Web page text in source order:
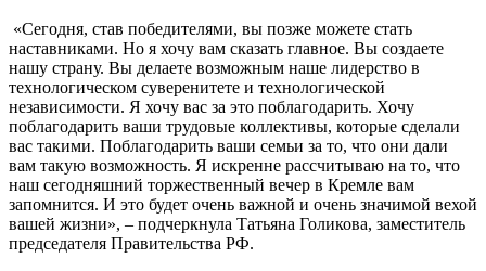
«Сегодня, став победителями, вы позже можете стать
наставниками. Но я хочу вам сказать главное. Вы создаете
нашу страну. Вы делаете возможным наше лидерство в
технологическом суверенитете и технологической
независимости. Я хочу вас за это поблагодарить. Хочу
поблагодарить ваши трудовые коллективы, которые сделали
вас такими. Поблагодарить ваши семьи за то, что они дали
вам такую возможность. Я искренне рассчитываю на то, что
наш сегодняшний торжественный вечер в Кремле вам
запомнится. И это будет очень важной и очень значимой вехой
вашей жизни», – подчеркнула Татьяна Голикова, заместитель
председателя Правительства РФ.